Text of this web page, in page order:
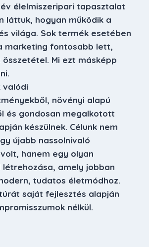
élelmiszeripari tapasztalat
láttuk, hogyan működik a
világa. Sok termék esetében
marketing fontosabb lett,
Mi ezt másképp
valódi
növényi alapú
és gondosan megalkotott
készülnek. Célunk nem
újabb nassolnivaló
hanem egy olyan
amely jobban
tudatos életmódhoz.
saját fejlesztés alapján
nélkül.